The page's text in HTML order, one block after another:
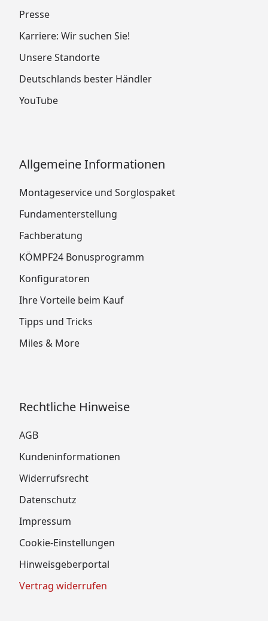
Presse
Karriere: Wir suchen Sie!
Unsere Standorte
Deutschlands bester Händler
YouTube
Allgemeine Informationen
Montageservice und Sorglospaket
Fundamenterstellung
Fachberatung
KÖMPF24 Bonusprogramm
Konfiguratoren
Ihre Vorteile beim Kauf
Tipps und Tricks
Miles & More
Rechtliche Hinweise
AGB
Kundeninformationen
Widerrufsrecht
Datenschutz
Impressum
Cookie-Einstellungen
Hinweisgeberportal
Vertrag widerrufen